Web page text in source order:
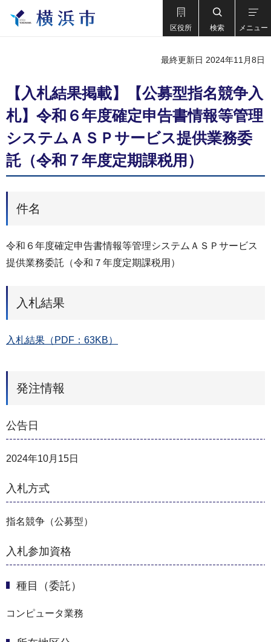
区役所 検索 メニュー
最終更新日 2024年11月8日
【入札結果掲載】【公募型指名競争入
札】令和６年度確定申告書情報等管理
システムＡＳＰサービス提供業務委
託（令和７年度定期課税用）
件名
令和６年度確定申告書情報等管理システムＡＳＰサービス
提供業務委託（令和７年度定期課税用）
入札結果
入札結果（PDF：63KB）
発注情報
公告日
2024年10月15日
入札方式
指名競争（公募型）
入札参加資格
種目（委託）
コンピュータ業務